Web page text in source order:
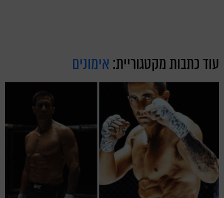
עוד כתבות מקטגוריית:אימונים